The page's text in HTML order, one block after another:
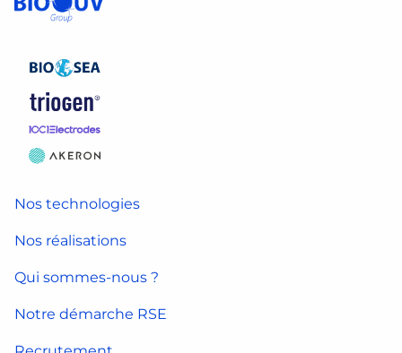
Nos technologies
Nos réalisations
Qui sommes-nous ?
Notre démarche RSE